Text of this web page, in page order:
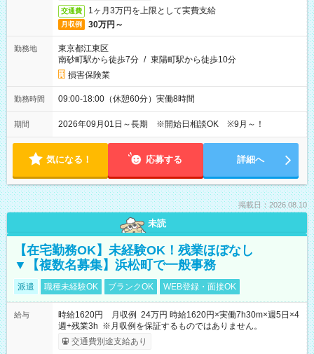
交通費 1ヶ月3万円を上限として実費支給
月収例 30万円～
勤務地
東京都江東区
南砂町駅から徒歩7分 / 東陽町駅から徒歩10分
損害保険業
勤務時間 09:00-18:00（休憩60分）実働8時間
期間 2026年09月01日～長期 ※開始日相談OK ※9月～！
気になる！ 応募する 詳細へ
掲載日：2026.08.10
未読
【在宅勤務OK】未経験OK！残業ほぼなし
▼【複数名募集】浜松町で一般事務
派遣 職種未経験OK ブランクOK WEB登録・面接OK
給与
時給1620円 月収例 24万円 時給1620円×実働7h30m×週5日×4
週+残業3h ※月収例を保証するものではありません。
交通費別途支給あり